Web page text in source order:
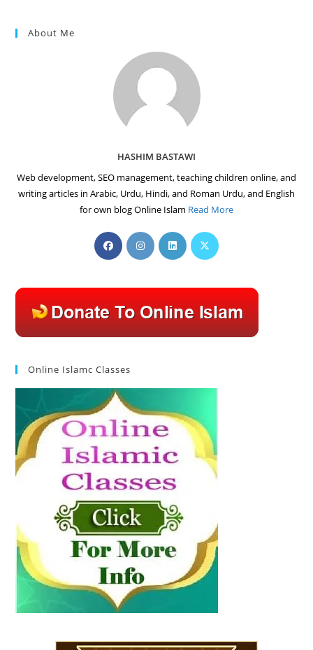
About Me
HASHIM BASTAWI
Web development, SEO management, teaching children online, and
writing articles in Arabic, Urdu, Hindi, and Roman Urdu, and English
for own blog Online Islam Read More
Opens
in
new
tab
Opens
in
new
tab
Opens
in
new
tab
Opens
new
tab
Online Islamc Classes